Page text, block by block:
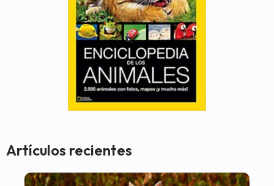
Artículos recientes